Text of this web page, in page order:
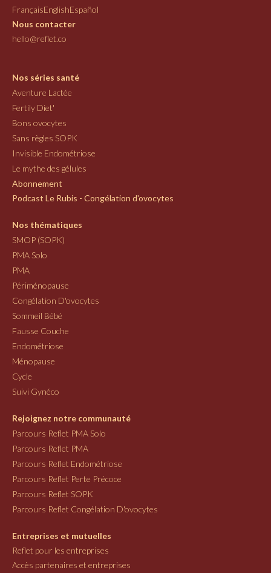
FrançaisEnglishEspañol
Nous contacter
hello@reflet.co
Nos séries santé
Aventure Lactée
Fertily Diet'
Bons ovocytes
Sans règles SOPK
Invisible Endométriose
Le mythe des gélules
Abonnement
Podcast Le Rubis - Congélation d'ovocytes
Nos thématiques
SMOP (SOPK)
PMA Solo
PMA
Périménopause
Congélation D'ovocytes
Sommeil Bébé
Fausse Couche
Endométriose
Ménopause
Cycle
Suivi Gynéco
Rejoignez notre communauté
Parcours Reflet PMA Solo
Parcours Reflet PMA
Parcours Reflet Endométriose
Parcours Reflet Perte Précoce
Parcours Reflet SOPK
Parcours Reflet Congélation D'ovocytes
Entreprises et mutuelles
Reflet pour les entreprises
Accès partenaires et entreprises